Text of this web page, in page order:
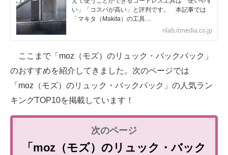
い」「コスパが高い」と評判です。 本記事では
「マキタ（Makita）の工具…
nlab.itmedia.co.jp
ここまで「moz（モズ）のリュック・バックパック」
のおすすめを紹介してきました。次のページでは
「moz（モズ）のリュック・バックパック」の人気ラン
キングTOP10を掲載しています！
「moz（モズ）のリュック・バック